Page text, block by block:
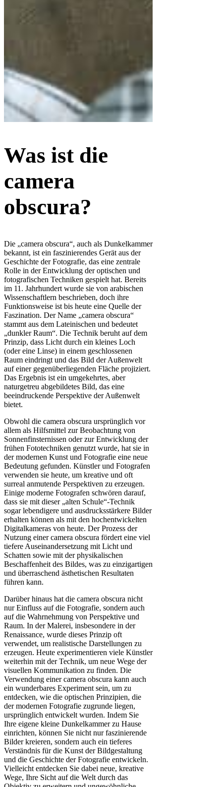
Was ist die
camera
obscura?
Die „camera obscura“, auch als Dunkelkammer
bekannt, ist ein faszinierendes Gerät aus der
Geschichte der Fotografie, das eine zentrale
Rolle in der Entwicklung der optischen und
fotografischen Techniken gespielt hat. Bereits
im 11. Jahrhundert wurde sie von arabischen
Wissenschaftlern beschrieben, doch ihre
Funktionsweise ist bis heute eine Quelle der
Faszination. Der Name „camera obscura“
stammt aus dem Lateinischen und bedeutet
„dunkler Raum“. Die Technik beruht auf dem
Prinzip, dass Licht durch ein kleines Loch
(oder eine Linse) in einem geschlossenen
Raum eindringt und das Bild der Außenwelt
auf einer gegenüberliegenden Fläche projiziert.
Das Ergebnis ist ein umgekehrtes, aber
naturgetreu abgebildetes Bild, das eine
beeindruckende Perspektive der Außenwelt
bietet.
Obwohl die camera obscura ursprünglich vor
allem als Hilfsmittel zur Beobachtung von
Sonnenfinsternissen oder zur Entwicklung der
frühen Fototechniken genutzt wurde, hat sie in
der modernen Kunst und Fotografie eine neue
Bedeutung gefunden. Künstler und Fotografen
verwenden sie heute, um kreative und oft
surreal anmutende Perspektiven zu erzeugen.
Einige moderne Fotografen schwören darauf,
dass sie mit dieser „alten Schule“-Technik
sogar lebendigere und ausdrucksstärkere Bilder
erhalten können als mit den hochentwickelten
Digitalkameras von heute. Der Prozess der
Nutzung einer camera obscura fördert eine viel
tiefere Auseinandersetzung mit Licht und
Schatten sowie mit der physikalischen
Beschaffenheit des Bildes, was zu einzigartigen
und überraschend ästhetischen Resultaten
führen kann.
Darüber hinaus hat die camera obscura nicht
nur Einfluss auf die Fotografie, sondern auch
auf die Wahrnehmung von Perspektive und
Raum. In der Malerei, insbesondere in der
Renaissance, wurde dieses Prinzip oft
verwendet, um realistische Darstellungen zu
erzeugen. Heute experimentieren viele Künstler
weiterhin mit der Technik, um neue Wege der
visuellen Kommunikation zu finden. Die
Verwendung einer camera obscura kann auch
ein wunderbares Experiment sein, um zu
entdecken, wie die optischen Prinzipien, die
der modernen Fotografie zugrunde liegen,
ursprünglich entwickelt wurden. Indem Sie
Ihre eigene kleine Dunkelkammer zu Hause
einrichten, können Sie nicht nur faszinierende
Bilder kreieren, sondern auch ein tieferes
Verständnis für die Kunst der Bildgestaltung
und die Geschichte der Fotografie entwickeln.
Vielleicht entdecken Sie dabei neue, kreative
Wege, Ihre Sicht auf die Welt durch das